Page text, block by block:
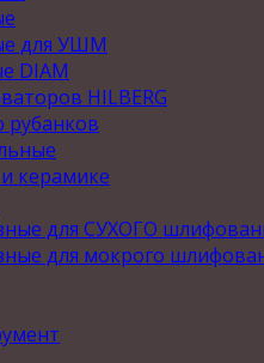
для УШМ
DIAM
HILBERG
рубанков
керамике
для СУХОГО
для мокрого